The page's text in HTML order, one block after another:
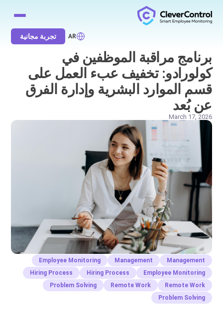
AR تجربة مجانية
برنامج مراقبة الموظفين في
كولورادو: تخفيف عبء العمل على
قسم الموارد البشرية وإدارة الفرق
عن بُعد
March 17, 2026
Management
Management
Employee Monitoring
Employee Monitoring
Hiring Process
Hiring Process
Remote Work
Remote Work
Problem Solving
Problem Solving